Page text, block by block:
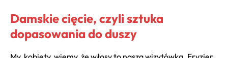
Damskie cięcie, czyli sztuka
dopasowania do duszy